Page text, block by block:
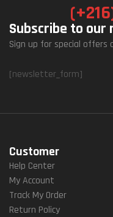
Subscribe to our
Sign up for special offers
[newsletter_form]
Customer
Help Center
My Account
Track My Order
Return Policy